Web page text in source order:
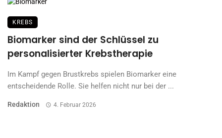
KREBS
Biomarker sind der Schlüssel zu
personalisierter Krebstherapie
Im Kampf gegen Brustkrebs spielen Biomarker eine
entscheidende Rolle. Sie helfen nicht nur bei der ...
Redaktion 4. Februar 2026